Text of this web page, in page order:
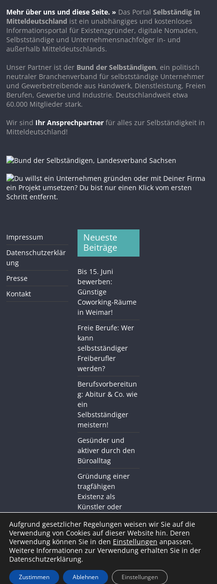
Mehr über uns und diese Seite. » Das PortalSelbständig in
Mitteldeutschland ist ein unabhängiges und kostenloses
Informationsportal für Existenzgründer, digitale Nomaden,
Selbstständige und Unternehmensnachfolger in- und
außerhalb Mitteldeutschlands.
Unser Partner ist der Bund der Selbständigen, ein politisch
neutraler Branchenverband für selbstständige Unternehmer
und Gewerbetreibende aus Handwerk, Dienstleistung, Freien
Berufen, Gewerbe und Industrie. Deutschlandweit etwa
60.000 Mitglieder stark.
Wir sind Ihr Ansprechpartner für alles zur Selbständigkeit in
Mitteldeutschland!
Impressum
Datenschutzerklär
ung
Presse
Kontakt
Neueste
Beiträge
Bis 15. Juni
bewerben:
Günstige
Coworking-Räume
in Weimar!
Freie Berufe: Wer
kann
selbstständiger
Freiberufler
werden?
Berufsvorbereitun
g: Abitur & Co. wie
ein
Selbstständiger
meistern!
Gesünder und
aktiver durch den
Büroalltag
Gründung einer
tragfähigen
Existenz als
Künstler oder
Akademie
Aufgrund gesetzlicher Regelungen weisen wir Sie auf die
Verwendung von Cookies auf dieser Website hin. Deren
Verwendung können Sie in den Einstellungen anpassen.
Weitere Informationen zur Verwendung erhalten Sie in der
Datenschutzerklärung.
Zustimmen Ablehnen Einstellungen